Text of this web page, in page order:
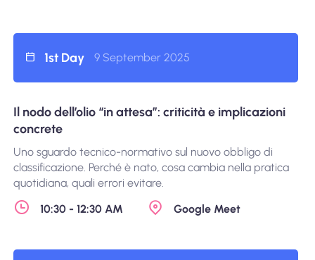
1st Day 9 September 2025
Il nodo dell’olio “in attesa”: criticità e implicazioni
concrete
Uno sguardo tecnico-normativo sul nuovo obbligo di
classificazione. Perché è nato, cosa cambia nella pratica
quotidiana, quali errori evitare.
10:30 - 12:30 AM
Google Meet